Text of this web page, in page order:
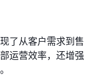
了从客户需求到售
运营效率，还增强